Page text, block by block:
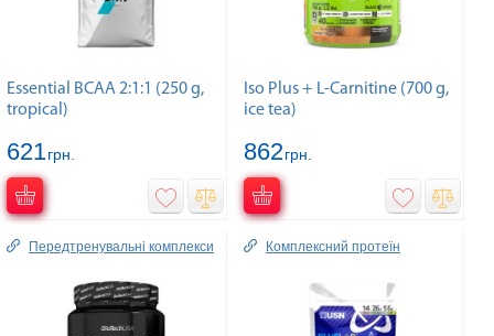
Essential BCAA 2:1:1 (250 g,
tropical)
621грн.
Iso Plus + L-Carnitine (700 g,
ice tea)
862грн.
Передтренувальні комплекси Комплексний протеїн